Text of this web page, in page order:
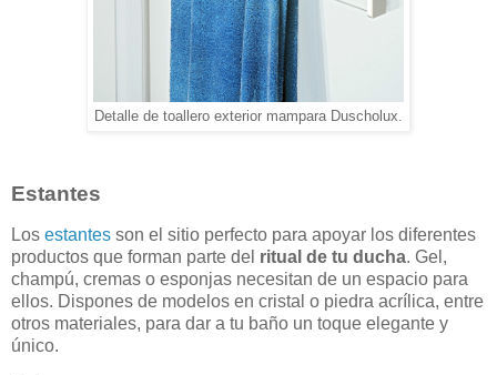
Detalle de toallero exterior mampara Duscholux.
Estantes
Los estantes son el sitio perfecto para apoyar los diferentes
productos que forman parte del ritual de tu ducha. Gel,
champú, cremas o esponjas necesitan de un espacio para
ellos. Dispones de modelos en cristal o piedra acrílica, entre
otros materiales, para dar a tu baño un toque elegante y
único.